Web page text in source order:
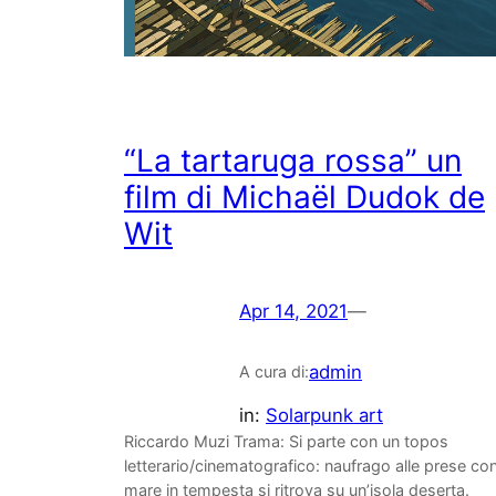
“La tartaruga rossa” un
film di Michaël Dudok de
Wit
Apr 14, 2021—
A cura di:admin
in: Solarpunk art
Riccardo Muzi Trama: Si parte con un topos
letterario/cinematografico: naufrago alle prese
mare in tempesta si ritrova su un’isola deserta.